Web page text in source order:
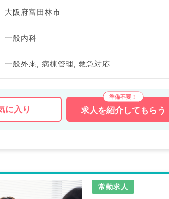
大阪府富田林市
一般内科
一般外来, 病棟管理, 救急対応
に入り 求人を紹介してもらう
常勤求人